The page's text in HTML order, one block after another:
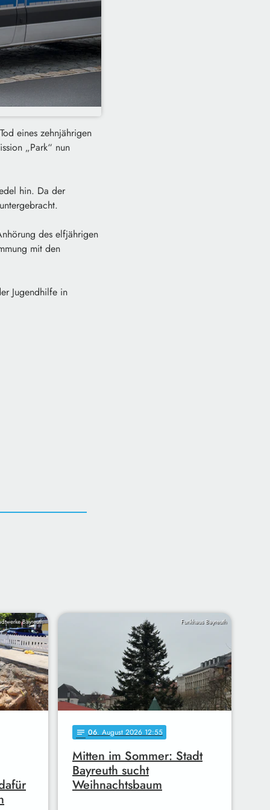
eines zehnjährigen
„Park“ nun
hin. Da der
des elfjährigen
mit den
Jugendhilfe in
Bayreuth Funkhaus Bayreuth
notes 06. August 2026 12:55
Mitten im Sommer: Stadt
Bayreuth sucht
Weihnachtsbaum